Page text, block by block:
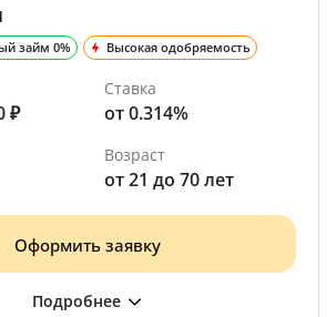
займ 0% Высокая одобряемость
₽
Ставка
от 0.314%
Возраст
от 21 до 70 лет
Оформить заявку